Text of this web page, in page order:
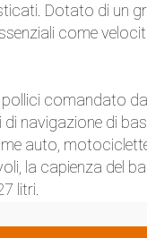
Dotato di un
come
comandato
navigazione di
auto,
la capienza del
litri.